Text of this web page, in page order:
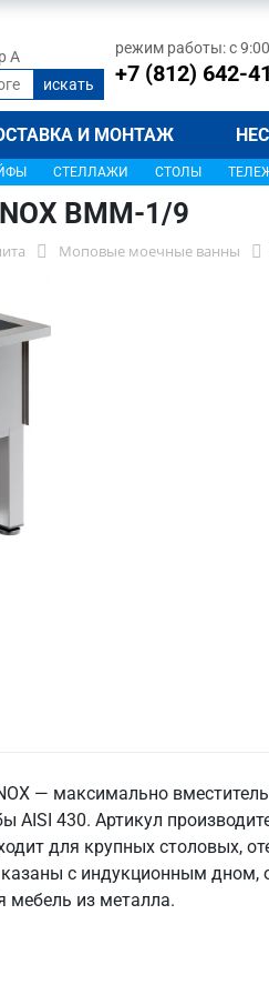
А
режим работы: с
+7 (812) 642-
И МОНТАЖ
СТЕЛЛАЖИ СТОЛЫ
ВММ-1/9
Моповые моечные ванны
— максимально
AISI 430. Артикул
для крупных столовых,
с индукционным дном,
мебель из металла.